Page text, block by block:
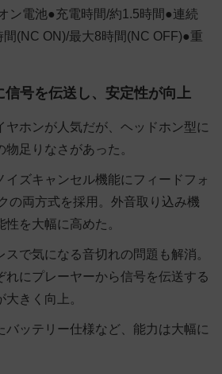
ン電池●充電時間/約1.5時間●連続
(NC ON)/最大8時間(NC OFF)●重
信号を伝送し、安定性が向上
ヤホンが人気だが、ヘッドホン型に
足りなさがあった。
イズキャンセル機能にフィードフォ
の両方式を採用。外音取り込み機
を大幅に高めた。
で気になる音切れの問題も解消。
れにプレーヤーから信号を伝送する
きく向上。
バッテリー仕様など、能力は大幅に